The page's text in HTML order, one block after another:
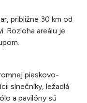
približne 30 km od
Rozloha areálu je
pieskovo-
slnečníky, ležadlá
a pavilóny sú